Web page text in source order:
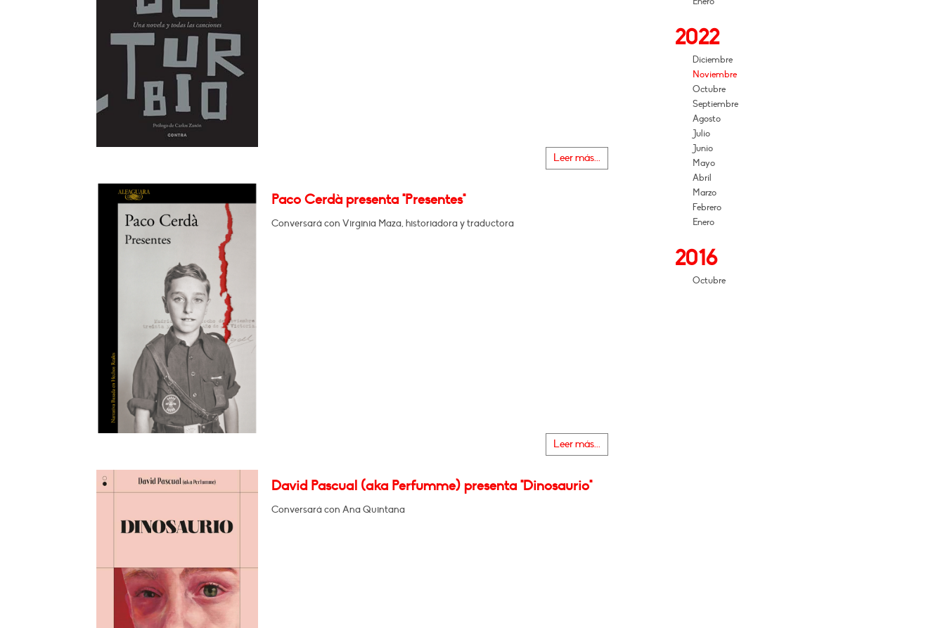
Leer más...
Paco Cerdà presenta "Presentes"
Conversará con Virginia Maza, historiadora y traductora
Leer más...
David Pascual (aka Perfumme) presenta "Dinosaurio"
Conversará con Ana Quintana
2022
Diciembre
Noviembre
Octubre
Septiembre
Agosto
Julio
Junio
Mayo
Abril
Marzo
Febrero
Enero
2016
Octubre